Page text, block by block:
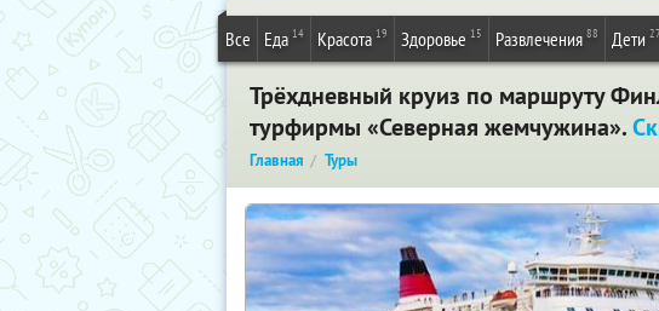
Все Еда 14 Красота 19 Здоровье 15 Развлечения 88 Дети 27
Трёхдневный круиз по маршруту
турфирмы «Северная жемчужина».
Главная Туры